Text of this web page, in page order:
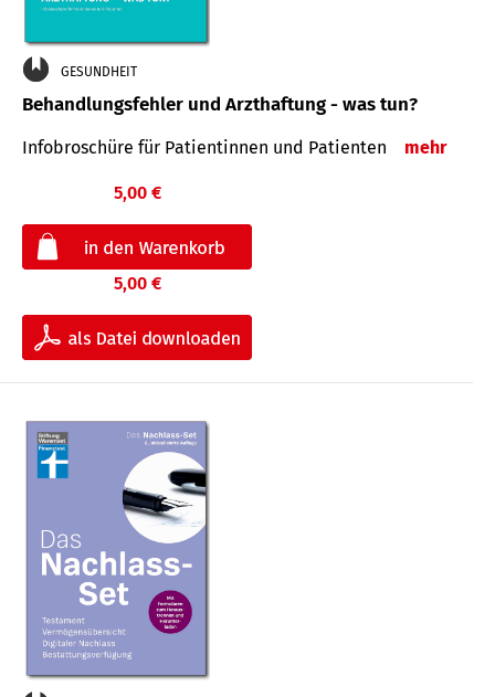
GESUNDHEIT
Behandlungsfehler und Arzthaftung - was tun?
Infobroschüre für Patientinnen und Patienten mehr
5,00 €
5,00 €